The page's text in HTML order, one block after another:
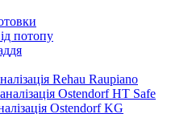
потопу
Rehau Raupiano
Ostendorf HT Safe
Ostendorf KG